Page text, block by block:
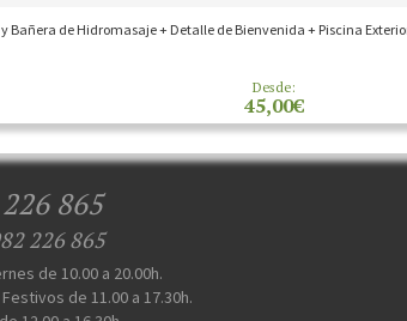
Bañera de Hidromasaje + Detalle de Bienvenida + Piscina
Desde:
45,00€
865
226 865
de 10.00 a 20.00h.
de 11.00 a 17.30h.